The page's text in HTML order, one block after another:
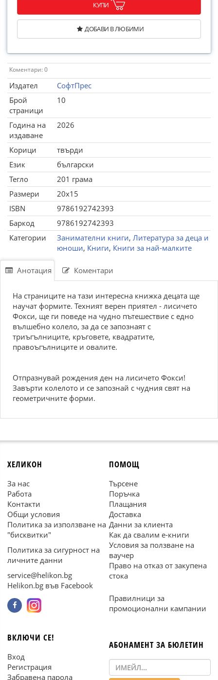
КУПИ
ДОБАВИ В ЛЮБИМИ
Коментари: 0
Издател
СофтПрес
Брой
страници
10
Година на
издаване
2026
Корици
твърди
Език
български
Тегло
201 грама
Размери
20x15
ISBN
9786192742393
Баркод
9786192742393
Категории
Занимателни книги, Литература за деца и
юноши, Книги, Книги за най-малките
Анотация Коментари
На страниците на тази интересна книжка децата ще
научат формите. Техният верен приятел - лисичето
Фокси, ще ги поведе на чудно пътешествие с едно
вълшебно колело, за да се запознаят с
триъгълниците, кръговете, квадратите,
правоъгълниците и овалите.
Отпразнувай рождения ден на лисичето Фокси!
Завърти колелото и се запознай с чудния свят на
геометричните форми.
ХЕЛИКОН
За нас
Работа
Контакти
Общи условия
Политика за използване на
"бисквитки"
Политика за сигурност на
личните данни
service@helikon.bg
Helikon.bg във Facebook
ПОМОЩ
Търсене
Поръчка
Плащания
Доставка
Данни за клиента
Как да свалим е-книги
Условия за ползване на
ваучер
Право на отказ от закупена
стока
Правилници за
промоционални кампании
ВКЛЮЧИ СЕ!
Вход
Регистрация
Забравена парола
АБОНАМЕНТ ЗА БЮЛЕТИН